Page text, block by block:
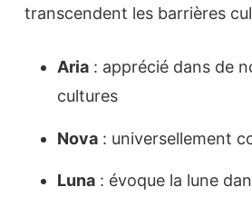
transcendent les barrières
Aria : apprécié dans de
cultures
Nova : universellement
Luna : évoque la lune